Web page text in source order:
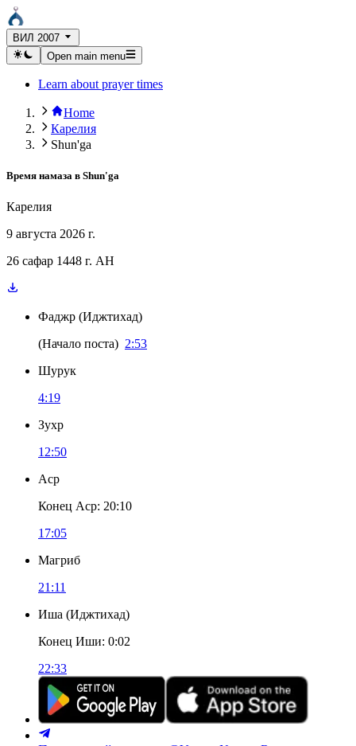
ВИЛ 2007
Open main menu
Learn about prayer times
Home
Карелия
Shun'ga
Время намаза в Shun'ga
Карелия
9 августа 2026 г.
26 сафар 1448 г. AH
Фаджр (Иджтихад)
(Начало поста) 2:53
Шурук
4:19
Зухр
12:50
Аср
Конец Аср: 20:10
17:05
Магриб
21:11
Иша (Иджтихад)
Конец Иши: 0:02
22:33